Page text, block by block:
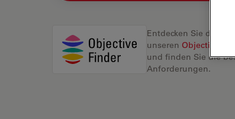
Entdecken Sie die
unseren Objective
und finden Sie die
Anforderungen.